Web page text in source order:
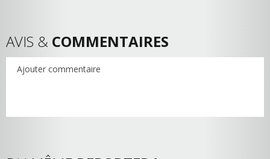
AVIS & COMMENTAIRES
Ajouter commentaire